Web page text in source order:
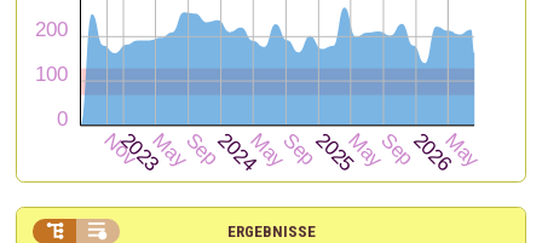
ERGEBNISSE
 